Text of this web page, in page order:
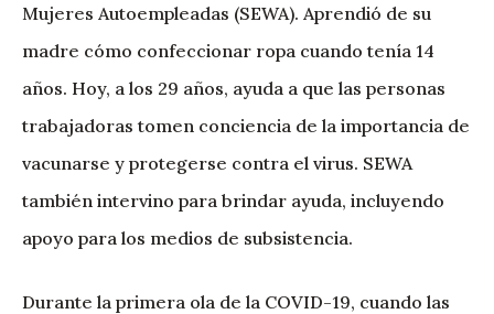
Mujeres Autoempleadas (SEWA). Aprendió de su
madre cómo confeccionar ropa cuando tenía 14
años. Hoy, a los 29 años, ayuda a que las personas
trabajadoras tomen conciencia de la importancia de
vacunarse y protegerse contra el virus. SEWA
también intervino para brindar ayuda, incluyendo
apoyo para los medios de subsistencia.
Durante la primera ola de la COVID-19, cuando las